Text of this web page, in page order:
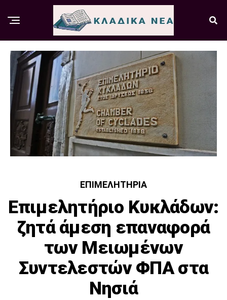
ΕΠΙΜΕΛΗΤΉΡΙΑ
Επιμελητήριο Κυκλάδων:
ζητά άμεση επαναφορά
των Μειωμένων
Συντελεστών ΦΠΑ στα
Νησιά